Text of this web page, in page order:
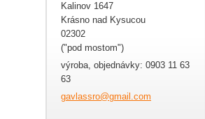
Kalinov 1647
Krásno nad Kysucou
02302
("pod mostom")
výroba, objednávky: 0903 11 63
63
gavlassro@gmail.com